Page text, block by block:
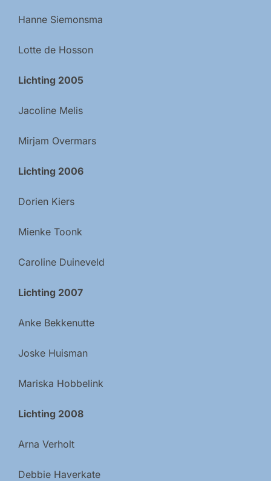
Hanne Siemonsma
Lotte de Hosson
Lichting 2005
Jacoline Melis
Mirjam Overmars
Lichting 2006
Dorien Kiers
Mienke Toonk
Caroline Duineveld
Lichting 2007
Anke Bekkenutte
Joske Huisman
Mariska Hobbelink
Lichting 2008
Arna Verholt
Debbie Haverkate